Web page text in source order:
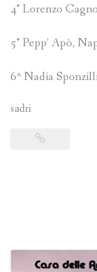
4° Lorenzo
5° Pepp’ Apò,
6^ Nadia
sadri